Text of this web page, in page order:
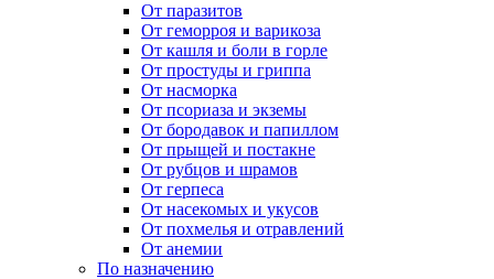
От паразитов
Oт геморроя и варикоза
От кашля и боли в горле
От простуды и гриппа
От насморка
Oт псориаза и экземы
От бородавок и папиллом
От прыщей и постакне
От рубцов и шрамов
От герпеса
От насекомых и укусов
От похмелья и отравлений
От анемии
По назначению